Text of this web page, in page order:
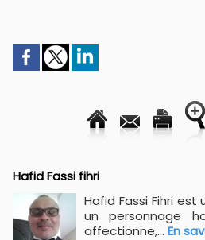
Hafid Fassi fihri
Hafid Fassi Fihri
un personnage
affectionne,... En